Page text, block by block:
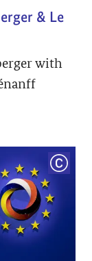
& Le
with